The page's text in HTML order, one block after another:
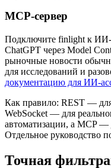
MCP-сервер
Подключите finlight к ИИ-
ChatGPT через Model
рыночные новости
для исследований и
документацию для ИИ-
Как правило: REST —
WebSocket — для
автоматизации, а MCP
Отдельное руководство
Точная